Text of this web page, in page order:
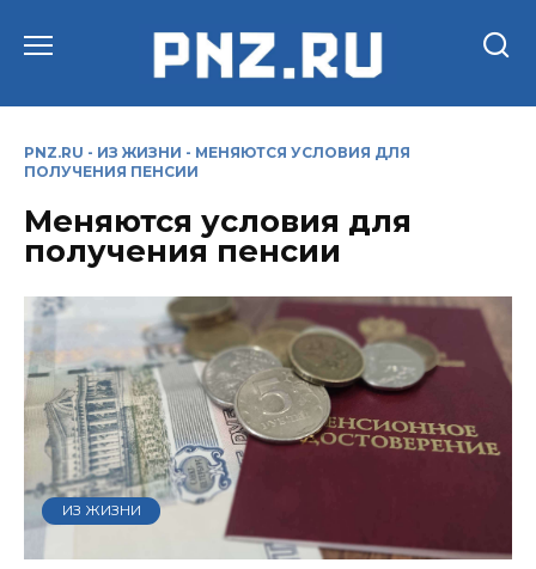
PNZ.RU - ИЗ ЖИЗНИ - МЕНЯЮТСЯ УСЛОВИЯ ДЛЯ
ПОЛУЧЕНИЯ ПЕНСИИ
Меняются условия для
получения пенсии
ИЗ ЖИЗНИ